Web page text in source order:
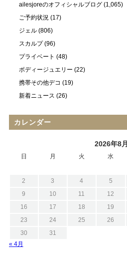
ailesjoreのオフィシャルブログ(1,065)
ご予約状況(17)
ジェル(806)
スカルプ(96)
プライベート (48)
ボディージュエリー (22)
携帯その他デコ (19)
新着ニュース (26)
カレンダー
2026年8月
日 月 火 水
2
3 4 5
9
10 11 12
16
17 18 19
23
24 25 26
30
31
« 4月